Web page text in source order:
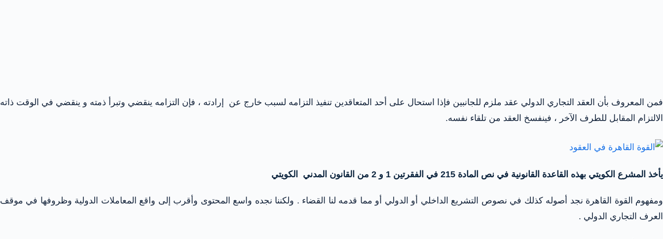
فمن المعروف بأن العقد التجاري الدولي عقد ملزم للجانبين فإذا استحال على أحد المتعاقدين تنفيذ التزامه لسبب خارج عن إرادته ، فإن التزامه ينقضي وتبرأ ذمته و ينقضي في الوقت ذاته
الالتزام المقابل للطرف الآخر ، فينفسخ العقد من تلقاء نفسه.
يأخذ المشرع الكويتي بهذه القاعدة القانونية في نص المادة 215 في الفقرتين 1 و 2 من القانون المدني الكويتي
ومفهوم القوة القاهرة نجد أصوله كذلك في نصوص التشريع الداخلي أو الدولي أو مما قدمه لنا القضاء . ولكننا نجده واسع المحتوى وأقرب إلى واقع المعاملات الدولية وظروفها في موقف
العرف التجاري الدولي .